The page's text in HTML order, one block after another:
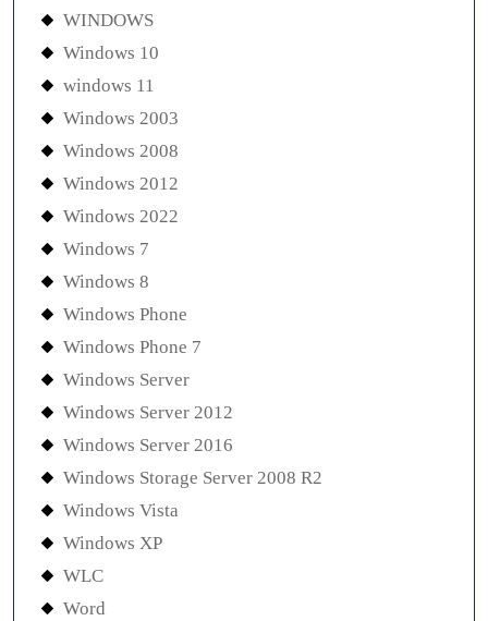
WINDOWS
Windows 10
windows 11
Windows 2003
Windows 2008
Windows 2012
Windows 2022
Windows 7
Windows 8
Windows Phone
Windows Phone 7
Windows Server
Windows Server 2012
Windows Server 2016
Windows Storage Server 2008 R2
Windows Vista
Windows XP
WLC
Word